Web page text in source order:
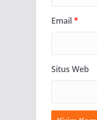
Email*
Situs Web